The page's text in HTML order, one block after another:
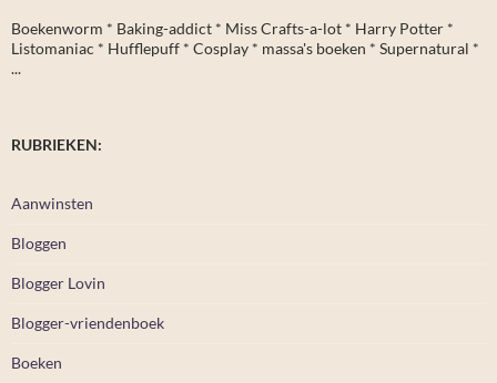
Boekenworm * Baking-addict * Miss Crafts-a-lot * Harry Potter *
Listomaniac * Hufflepuff * Cosplay * massa's boeken * Supernatural *
...
RUBRIEKEN:
Aanwinsten
Bloggen
Blogger Lovin
Blogger-vriendenboek
Boeken